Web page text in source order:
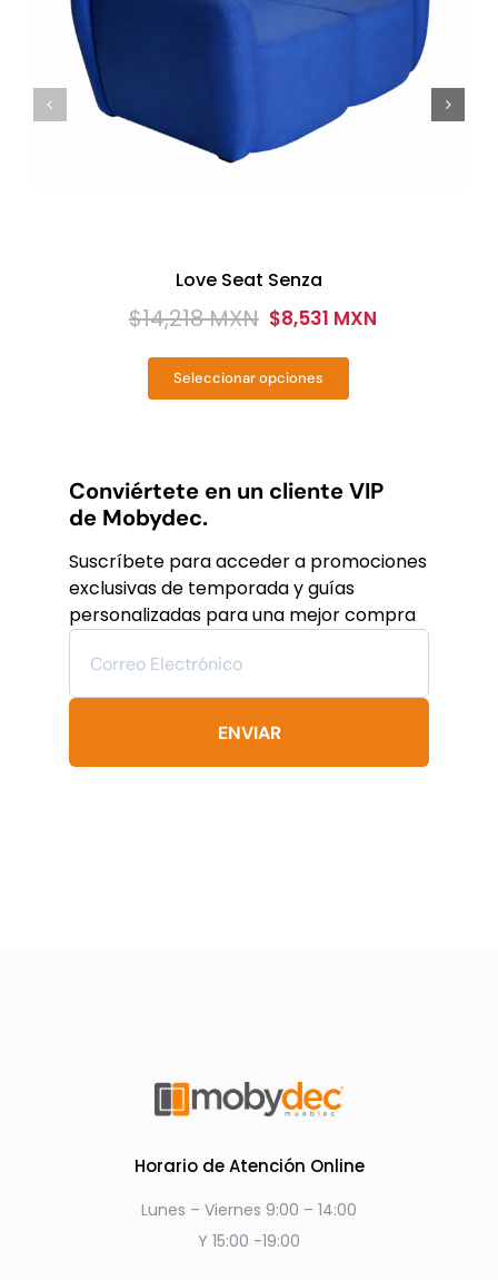
Love Seat Senza
$14,218 MXN
Original
price
$8,531 MXN
Current
price
Seleccionar opciones
Este
variantes.
Las
se
pueden
elegir
en
de
Conviértete en un cliente VIP
de Mobydec.
Suscríbete para acceder a promociones
exclusivas de temporada y guías
personalizadas para una mejor compra
ENVIAR
Horario de Atención Online
Lunes – Viernes 9:00 – 14:00
Y 15:00 -19:00